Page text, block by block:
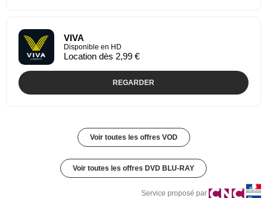
VIVA
Disponible en HD
Location dès 2,99 €
REGARDER
Voir toutes les offres VOD
Voir toutes les offres DVD BLU-RAY
Service proposé par